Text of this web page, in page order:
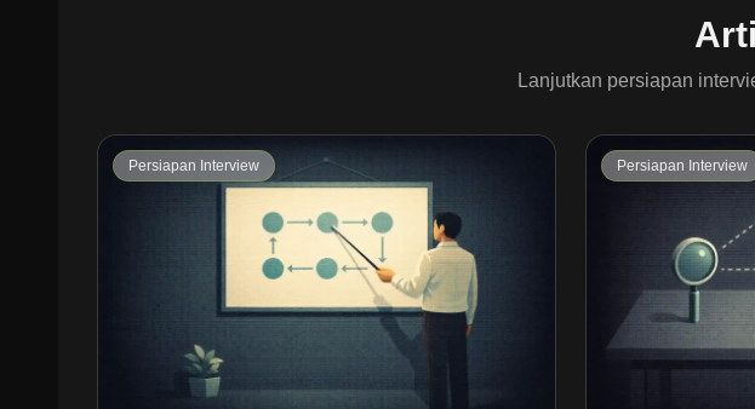
Lanjutkan persiapan
Persiapan Interview Persiapan Interview